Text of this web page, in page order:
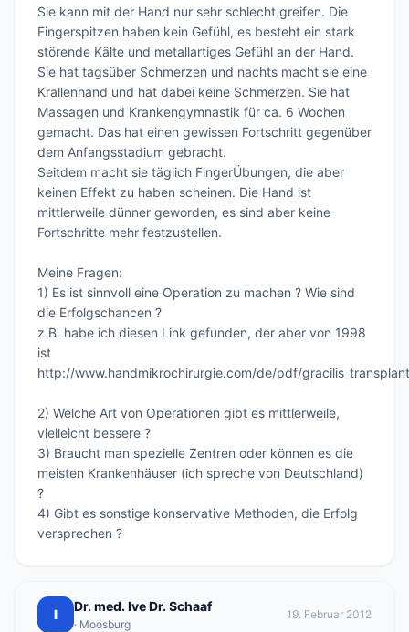
Sie kann mit der Hand nur sehr schlecht greifen. Die
Fingerspitzen haben kein Gefühl, es besteht ein stark
störende Kälte und metallartiges Gefühl an der Hand.
Sie hat tagsüber Schmerzen und nachts macht sie eine
Krallenhand und hat dabei keine Schmerzen. Sie hat
Massagen und Krankengymnastik für ca. 6 Wochen
gemacht. Das hat einen gewissen Fortschritt gegenüber
dem Anfangsstadium gebracht.
Seitdem macht sie täglich FingerÜbungen, die aber
keinen Effekt zu haben scheinen. Die Hand ist
mittlerweile dünner geworden, es sind aber keine
Fortschritte mehr festzustellen.
Meine Fragen:
1) Es ist sinnvoll eine Operation zu machen ? Wie sind
die Erfolgschancen ?
z.B. habe ich diesen Link gefunden, der aber von 1998
ist
http://www.handmikrochirurgie.com/de/pdf/
2) Welche Art von Operationen gibt es mittlerweile,
vielleicht bessere ?
3) Braucht man spezielle Zentren oder können es die
meisten Krankenhäuser (ich spreche von Deutschland)
?
4) Gibt es sonstige konservative Methoden, die Erfolg
versprechen ?
I
Dr. med. Ive Dr. Schaaf
· Moosburg
19. Februar 2012